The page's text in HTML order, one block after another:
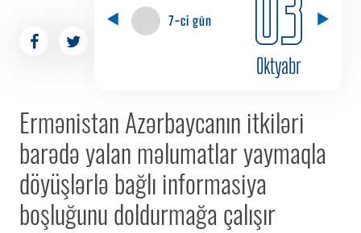
7-ci gün
Oktyabr
Ermənistan Azərbaycanın itkiləri
barədə yalan məlumatlar yaymaqla
döyüşlərlə bağlı informasiya
boşluğunu doldurmağa çalışır